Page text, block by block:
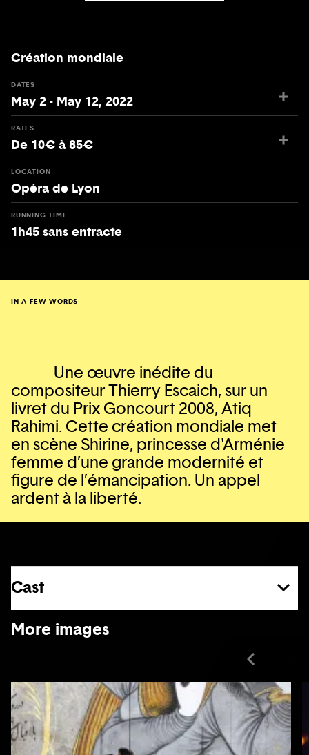
Création mondiale
DATES
May 2 - May 12, 2022
RATES
De 10€ à 85€
LOCATION
Opéra de Lyon
RUNNING TIME
1h45 sans entracte
IN A FEW WORDS
Une œuvre inédite du
compositeur Thierry Escaich, sur un
livret du Prix Goncourt 2008, Atiq
Rahimi. Cette création mondiale met
en scène Shirine, princesse d'Arménie
femme d’une grande modernité et
figure de l’émancipation. Un appel
ardent à la liberté.
Cast
More images